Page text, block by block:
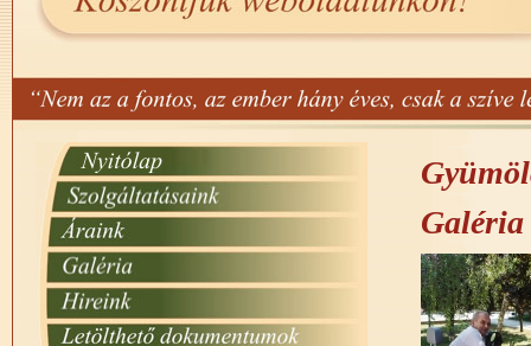
Galéria